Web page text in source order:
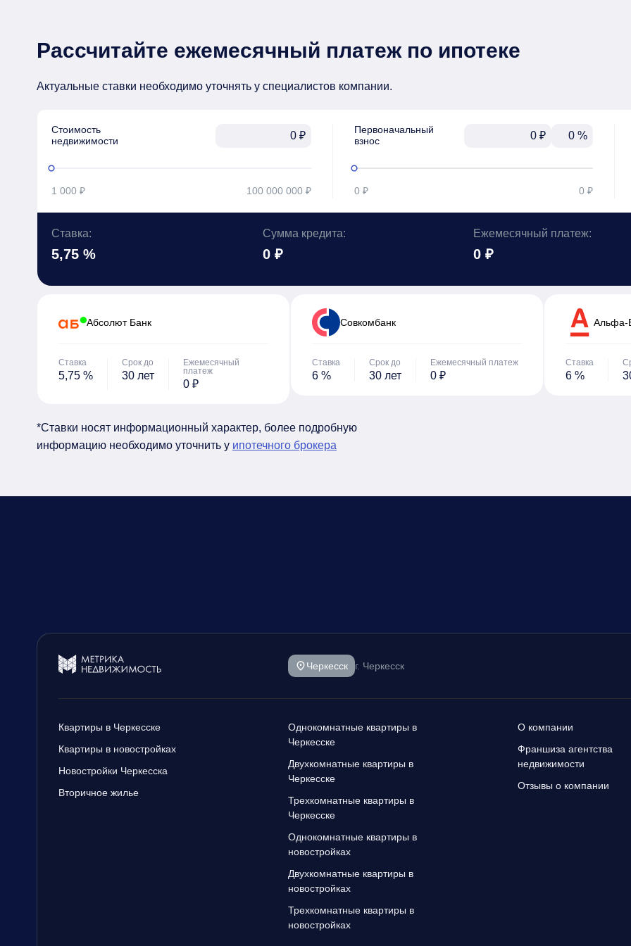
Рассчитайте ежемесячный платеж по ипотеке
Актуальные ставки необходимо уточнять у специалистов компании.
Стоимость
недвижимости
₽
1 000 ₽ 100 000 000 ₽
Первоначальный
взнос
₽ %
0 ₽ 0 ₽
Ставка:
5,75 %
Сумма кредита:
0 ₽
Ежемесячный платеж:
0 ₽
Абсолют Банк
Ставка
5,75 %
Срок до
30 лет
Ежемесячный
платеж
0 ₽
Cовкомбанк
Ставка
6 %
Срок до
30 лет
Ежемесячный платеж
0 ₽
Альфа-
Ставка
6 %
*Ставки носят информационный характер, более подробную
информацию необходимо уточнить у ипотечного брокера
Черкесск г. Черкесск
Квартиры в Черкесске
Квартиры в новостройках
Новостройки Черкесска
Вторичное жилье
Однокомнатные квартиры в
Черкесске
Двухкомнатные квартиры в
Черкесске
Трехкомнатные квартиры в
Черкесске
Однокомнатные квартиры в
новостройках
Двухкомнатные квартиры в
новостройках
Трехкомнатные квартиры в
новостройках
О компании
Франшиза агентства
недвижимости
Отзывы о компании